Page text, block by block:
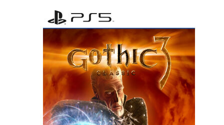
199 Kč. 099 Kč.